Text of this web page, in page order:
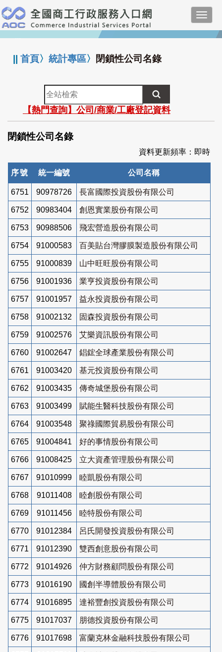
跳
到
主
要
:::
||首頁〉統計專區〉 閉鎖性公司名錄
全
站
檢
索
【熱門查詢】公司/商業/工廠登記資料
閉鎖性公司名錄
資料更新頻率：即時
序號 統一編號 公司名稱
6751 90978726 長富國際投資股份有限公司
6752 90983404 創恩實業股份有限公司
6753 90988506 飛宏營造股份有限公司
6754 91000583 百美貼台灣膠膜製造股份有限公司
6755 91000839 山中旺旺股份有限公司
6756 91001936 業亨投資股份有限公司
6757 91001957 益永投資股份有限公司
6758 91002132 固森投資股份有限公司
6759 91002576 艾樂資訊股份有限公司
6760 91002647 錩鋐全球產業股份有限公司
6761 91003420 基元投資股份有限公司
6762 91003435 傳奇城堡股份有限公司
6763 91003499 賦能生醫科技股份有限公司
6764 91003548 聚祿國際貿易股份有限公司
6765 91004841 好的事情股份有限公司
6766 91008425 立大資產管理股份有限公司
6767 91010999 睦凱股份有限公司
6768 91011408 睦創股份有限公司
6769 91011456 睦特股份有限公司
6770 91012384 呂氏開發投資股份有限公司
6771 91012390 雙西創意股份有限公司
6772 91014926 仲方財務顧問股份有限公司
6773 91016190 國創半導體股份有限公司
6774 91016895 達裕豐創投資股份有限公司
6775 91017037 朋德投資股份有限公司
6776 91017698 富蘭克林金融科技股份有限公司